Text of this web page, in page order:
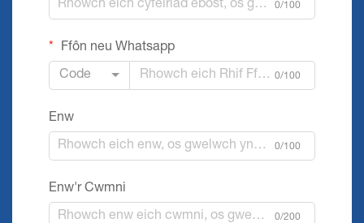
0/100
Ffôn neu Whatsapp
Code 0/100
Enw
0/100
Enw'r Cwmni
0/200